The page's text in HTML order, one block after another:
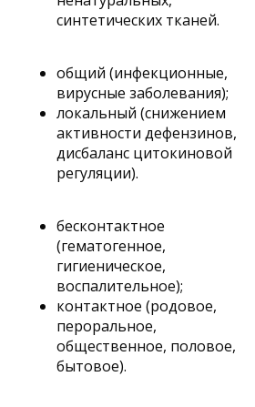
синтетических тканей.
общий (инфекционные,
вирусные заболевания);
локальный (снижением
активности дефензинов,
дисбаланс цитокиновой
регуляции).
бесконтактное
(гематогенное,
гигиеническое,
воспалительное);
контактное (родовое,
пероральное,
общественное, половое,
бытовое).